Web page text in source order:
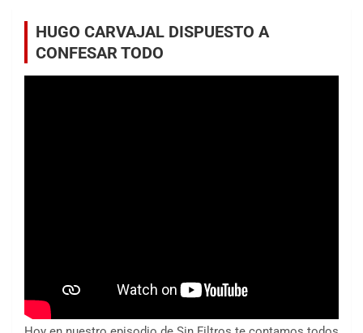
HUGO CARVAJAL DISPUESTO A
CONFESAR TODO